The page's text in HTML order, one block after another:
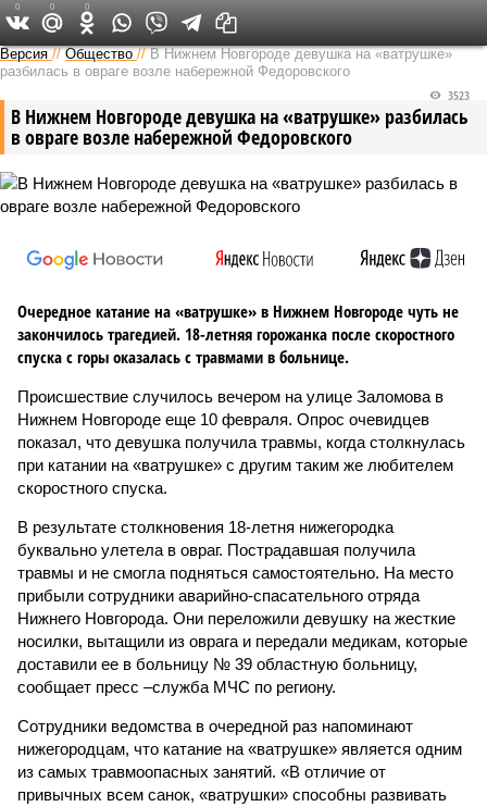
Версия в Кирове
Версия //Общество //В Нижнем Новгороде девушка на «ватрушке»
разбилась в овраге возле набережной Федоровского
В Нижнем Новгороде девушка на «ватрушке» разбилась
в овраге возле набережной Федоровского
3523
Очередное катание на «ватрушке» в Нижнем Новгороде чуть не
закончилось трагедией. 18-летняя горожанка после скоростного
спуска с горы оказалась с травмами в больнице.
Происшествие случилось вечером на улице Заломова в
Нижнем Новгороде еще 10 февраля. Опрос очевидцев
показал, что девушка получила травмы, когда столкнулась
при катании на «ватрушке» с другим таким же любителем
скоростного спуска.
В результате столкновения 18-летня нижегородка
буквально улетела в овраг. Пострадавшая получила
травмы и не смогла подняться самостоятельно. На место
прибыли сотрудники аварийно-спасательного отряда
Нижнего Новгорода. Они переложили девушку на жесткие
носилки, вытащили из оврага и передали медикам, которые
доставили ее в больницу № 39 областную больницу,
сообщает пресс –служба МЧС по региону.
Сотрудники ведомства в очередной раз напоминают
нижегородцам, что катание на «ватрушке» является одним
из самых травмоопасных занятий. «В отличие от
привычных всем санок, «ватрушки» способны развивать
0 0 0